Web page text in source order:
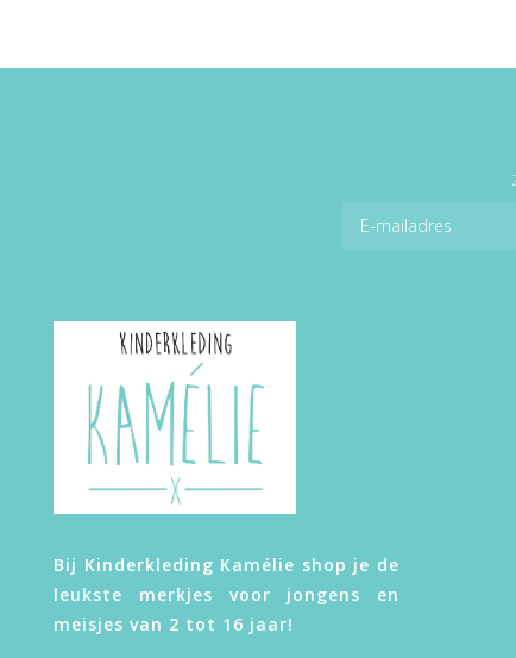
Bij Kinderkleding Kamélie shop je de
leukste merkjes voor jongens en
meisjes van 2 tot 16 jaar!